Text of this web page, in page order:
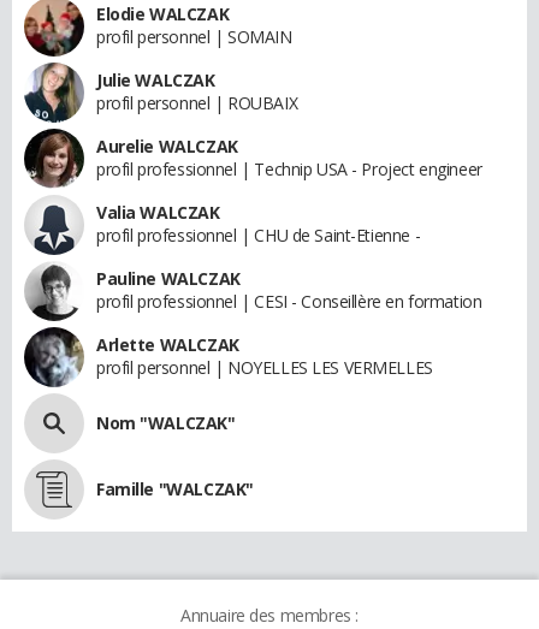
Elodie WALCZAK
profil personnel | SOMAIN
Julie WALCZAK
profil personnel | ROUBAIX
Aurelie WALCZAK
profil professionnel | Technip USA - Project engineer
Valia WALCZAK
profil professionnel | CHU de Saint-Etienne -
Pauline WALCZAK
profil professionnel | CESI - Conseillère en formation
Arlette WALCZAK
profil personnel | NOYELLES LES VERMELLES
Nom "WALCZAK"
Famille "WALCZAK"
Annuaire des membres :